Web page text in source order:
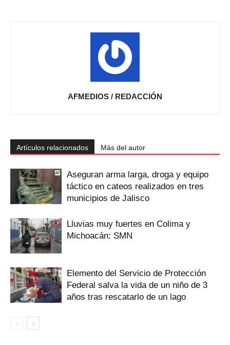
AFMEDIOS / REDACCIÓN
Artículos relacionados Más del autor
Aseguran arma larga, droga y equipo
táctico en cateos realizados en tres
municipios de Jalisco
Lluvias muy fuertes en Colima y
Michoacán: SMN
Elemento del Servicio de Protección
Federal salva la vida de un niño de 3
años tras rescatarlo de un lago